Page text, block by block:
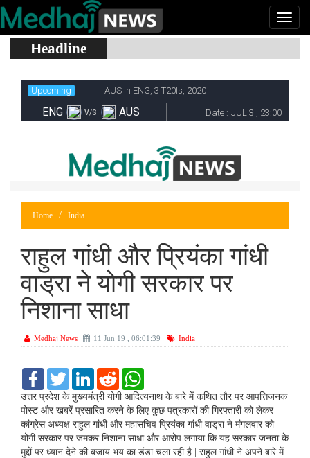
Headline
Home India
राहुल गांधी और प्रियंका गांधी
वाड्रा ने योगी सरकार पर
निशाना साधा
Medhaj News 11 Jun 19 , 06:01:39 India
F
c
e
o
o
k
T
i
t
r
L
n
k
e
d
I
n
R
d
d
t
a
t
s
A
p
p
उत्तर प्रदेश के मुख्यमंत्री योगी आदित्यनाथ के बारे में कथित तौर पर आपत्तिजनक
पोस्ट और खबरें प्रसारित करने के लिए कुछ पत्रकारों की गिरफ्तारी को लेकर
कांग्रेस अध्यक्ष राहुल गांधी और महासचिव प्रियंका गांधी वाड्रा ने मंगलवार को
योगी सरकार पर जमकर निशाना साधा और आरोप लगाया कि यह सरकार जनता के
मुद्दों पर ध्यान देने की बजाय भय का डंडा चला रही है | राहुल गांधी ने अपने बारे में